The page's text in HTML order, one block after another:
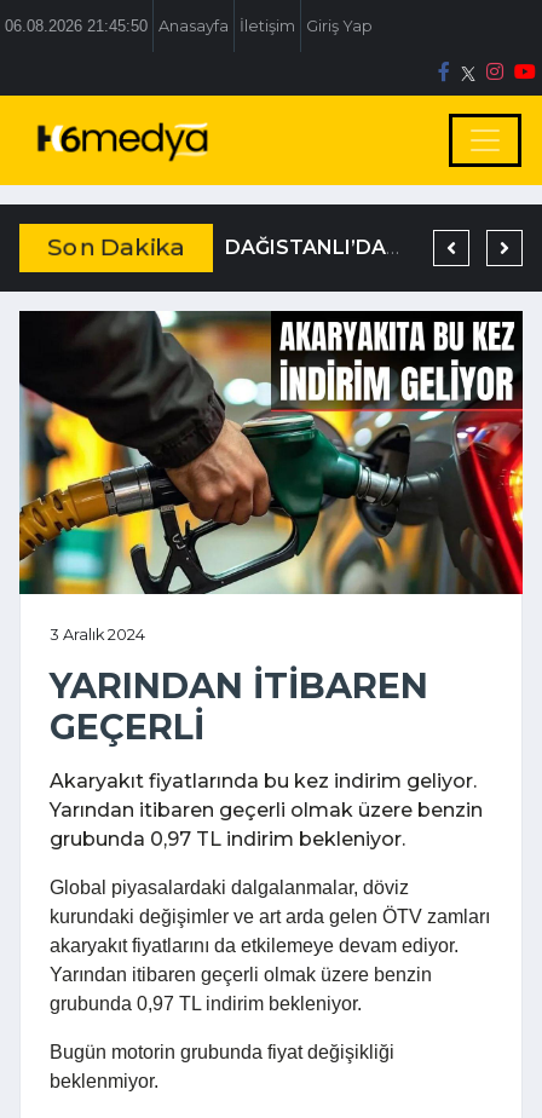
06.08.2026 21:45:50 Anasayfa İletişim Giriş Yap
Son Dakika DAĞISTANLI’DAN, ÖZLÜ’NÜN OTOGAR KARARINA SERT TEPKİ
3 Aralık 2024
YARINDAN İTİBAREN
GEÇERLİ
Akaryakıt fiyatlarında bu kez indirim geliyor.
Yarından itibaren geçerli olmak üzere benzin
grubunda 0,97 TL indirim bekleniyor.
Global piyasalardaki dalgalanmalar, döviz
kurundaki değişimler ve art arda gelen ÖTV zamları
akaryakıt fiyatlarını da etkilemeye devam ediyor.
Yarından itibaren geçerli olmak üzere benzin
grubunda 0,97 TL indirim bekleniyor.
Bugün motorin grubunda fiyat değişikliği
beklenmiyor.